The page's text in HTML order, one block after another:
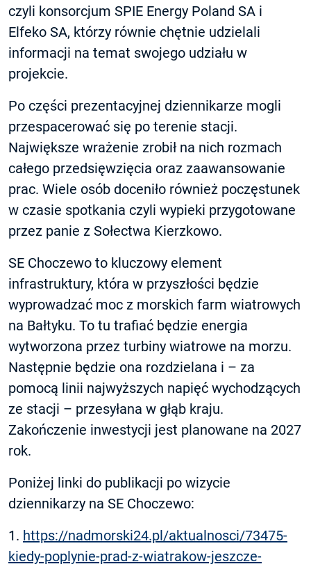
czyli konsorcjum SPIE Energy Poland SA i
Elfeko SA, którzy równie chętnie udzielali
informacji na temat swojego udziału w
projekcie.
Po części prezentacyjnej dziennikarze mogli
przespacerować się po terenie stacji.
Największe wrażenie zrobił na nich rozmach
całego przedsięwzięcia oraz zaawansowanie
prac. Wiele osób doceniło również poczęstunek
w czasie spotkania czyli wypieki przygotowane
przez panie z Sołectwa Kierzkowo.
SE Choczewo to kluczowy element
infrastruktury, która w przyszłości będzie
wyprowadzać moc z morskich farm wiatrowych
na Bałtyku. To tu trafiać będzie energia
wytworzona przez turbiny wiatrowe na morzu.
Następnie będzie ona rozdzielana i – za
pomocą linii najwyższych napięć wychodzących
ze stacji – przesyłana w głąb kraju.
Zakończenie inwestycji jest planowane na 2027
rok.
Poniżej linki do publikacji po wizycie
dziennikarzy na SE Choczewo:
1. https://nadmorski24.pl/aktualnosci/73475-
kiedy-poplynie-prad-z-wiatrakow-jeszcze-